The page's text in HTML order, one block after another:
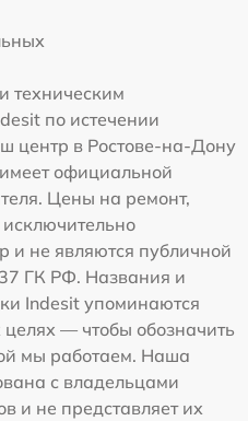
техническим
по истечении
центр в Ростове-на-Дону
официальной
Цены на ремонт,
и не являются публичной
ГК РФ. Названия и
Indesit упоминаются
— чтобы обозначить
мы работаем. Наша
с владельцами
и не представляет их